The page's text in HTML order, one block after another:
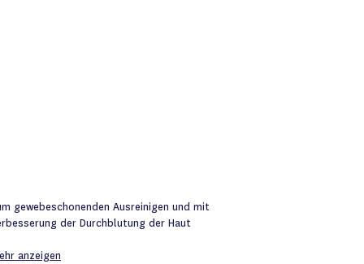
gewebeschonenden Ausreinigen und mit
der Durchblutung der Haut
anzeigen